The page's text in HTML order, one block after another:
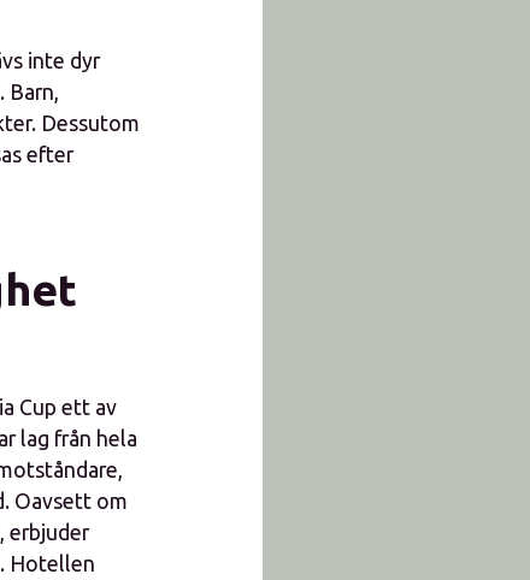
inte dyr
Barn,
Dessutom
efter
Cup ett av
lag från hela
Oavsett om
erbjuder
Hotellen